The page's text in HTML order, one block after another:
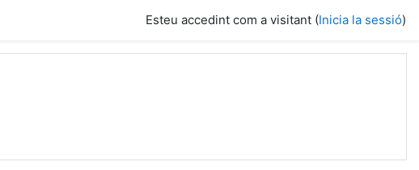
Esteu accedint com a visitant (Inicia la sessió)